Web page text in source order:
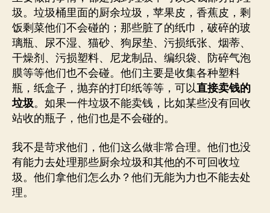
圾。垃圾桶里面的厨余垃圾，苹果皮，香蕉皮，剩
饭剩菜他们不会碰的；那些脏了的纸巾，破碎的玻
璃瓶、尿不湿、猫砂、狗尿垫、污损纸张、烟蒂、
干燥剂、污损塑料、尼龙制品、编织袋、防碎气泡
膜等等他们也不会碰。他们主要是收集各种塑料
瓶，纸盒子，抛弃的打印纸等等，可以直接卖钱的
垃圾。如果一件垃圾不能卖钱，比如某些没有回收
站收的瓶子，他们也是不会碰的。
我不是苛求他们，他们这么做非常合理。他们也没
有能力去处理那些厨余垃圾和其他的不可回收垃
圾。他们拿他们怎么办？他们无能为力也不能去处
理。